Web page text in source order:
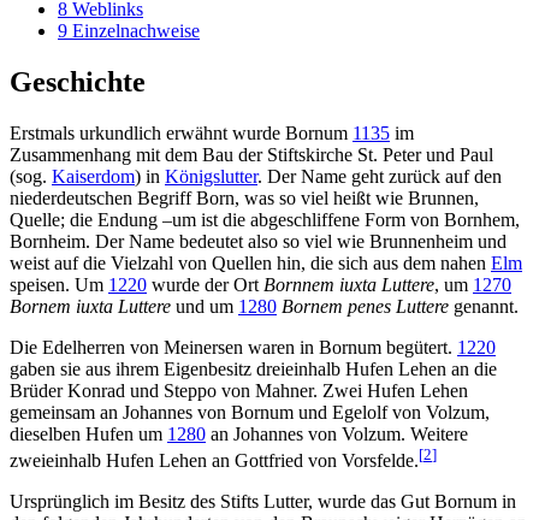
8 Weblinks
9 Einzelnachweise
Geschichte
Erstmals urkundlich erwähnt wurde Bornum 1135 im
Zusammenhang mit dem Bau der Stiftskirche St. Peter und Paul
(sog. Kaiserdom) in Königslutter. Der Name geht zurück auf den
niederdeutschen Begriff Born, was so viel heißt wie Brunnen,
Quelle; die Endung –um ist die abgeschliffene Form von Bornhem,
Bornheim. Der Name bedeutet also so viel wie Brunnenheim und
weist auf die Vielzahl von Quellen hin, die sich aus dem nahen Elm
speisen. Um 1220 wurde der Ort Bornnem iuxta Luttere, um 1270
Bornem iuxta Luttere und um 1280 Bornem penes Luttere genannt.
Die Edelherren von Meinersen waren in Bornum begütert. 1220
gaben sie aus ihrem Eigenbesitz dreieinhalb Hufen Lehen an die
Brüder Konrad und Steppo von Mahner. Zwei Hufen Lehen
gemeinsam an Johannes von Bornum und Egelolf von Volzum,
dieselben Hufen um 1280 an Johannes von Volzum. Weitere
zweieinhalb Hufen Lehen an Gottfried von Vorsfelde.[2]
Ursprünglich im Besitz des Stifts Lutter, wurde das Gut Bornum in